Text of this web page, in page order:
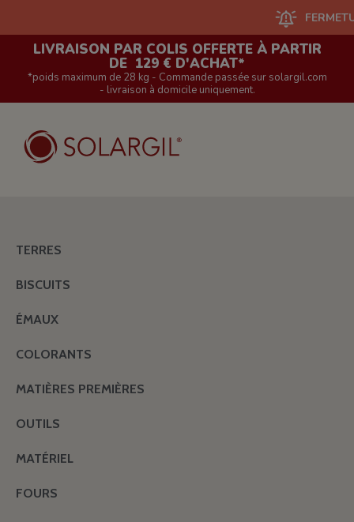
FERMETURE
LIVRAISON PAR COLIS OFFERTE À PARTIR
DE 129 € D'ACHAT*
*poids maximum de 28 kg - Commande passée sur solargil.com
- livraison à domicile uniquement.
TERRES
BISCUITS
ÉMAUX
COLORANTS
MATIÈRES PREMIÈRES
OUTILS
MATÉRIEL
FOURS